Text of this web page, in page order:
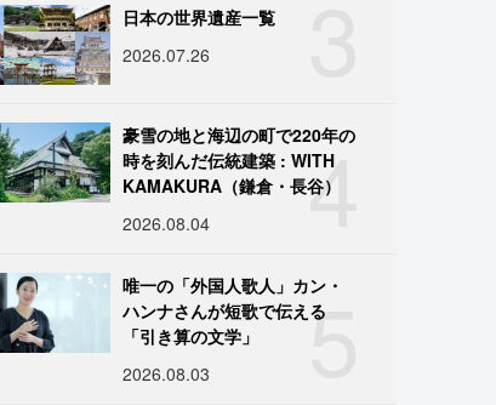
日本の世界遺産一覧
2026.07.26
4
豪雪の地と海辺の町で220年の
時を刻んだ伝統建築 : WITH
KAMAKURA（鎌倉・長谷）
2026.08.04
5
唯一の「外国人歌人」カン・
ハンナさんが短歌で伝える
「引き算の文学」
2026.08.03